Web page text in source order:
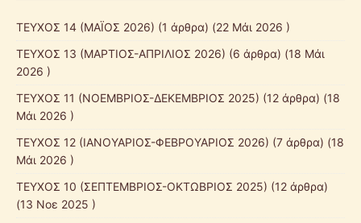
ΤΕΥΧΟΣ 14 (ΜΑΪΟΣ 2026) (1 άρθρα) (22 Μάι 2026 )
ΤΕΥΧΟΣ 13 (ΜΑΡΤΙΟΣ-ΑΠΡΙΛΙΟΣ 2026) (6 άρθρα) (18 Μάι
2026 )
ΤΕΥΧΟΣ 11 (ΝΟΕΜΒΡΙΟΣ-ΔΕΚΕΜΒΡΙΟΣ 2025) (12 άρθρα) (18
Μάι 2026 )
ΤΕΥΧΟΣ 12 (ΙΑΝΟΥΑΡΙΟΣ-ΦΕΒΡΟΥΑΡΙΟΣ 2026) (7 άρθρα) (18
Μάι 2026 )
ΤΕΥΧΟΣ 10 (ΣΕΠΤΕΜΒΡΙΟΣ-ΟΚΤΩΒΡΙΟΣ 2025) (12 άρθρα)
(13 Νοε 2025 )